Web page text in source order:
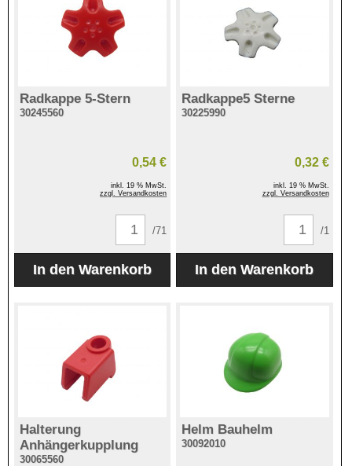
Radkappe 5-Stern
30245560
0,54 €
inkl. 19 % MwSt.
zzgl. Versandkosten
/71
Radkappe5 Sterne
30225990
0,32 €
inkl. 19 % MwSt.
zzgl. Versandkosten
/1
Halterung
Anhängerkupplung
30065560
Helm Bauhelm
30092010